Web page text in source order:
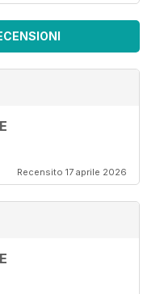
Recensito 17 aprile 2026